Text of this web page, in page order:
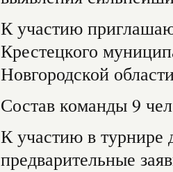
К участию
Крестецкого
Новгородской
Состав команды 9
К участию в турнире
предварительные